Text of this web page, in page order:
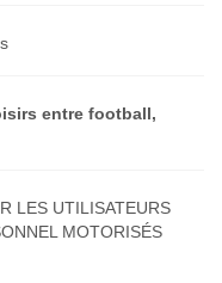
entre football,
LES UTILISATEURS
MOTORISÉS